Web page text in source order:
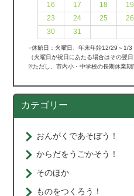
16
17 18 19
23
24 25 26
30
31
●休館日：火曜日、年末年始12/29～1/3
（火曜日が祝日にあたる場合はその翌日
※ただし、市内小・中学校の長期休業期
カテゴリー
おんがくであそぼう！
からだをうごかそう！
そのほか
ものをつくろう！